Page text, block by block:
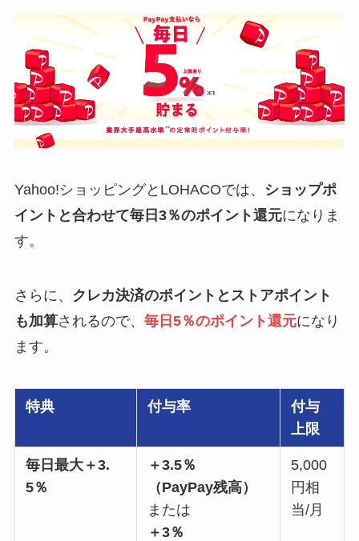
Yahoo!ショッピングとLOHACOでは、
ショップポ
イントと合わせて毎日3％のポイント還元になりま
す。
さらに、 クレカ決済のポイントとストアポイント
も加算されるので、 毎日5％のポイント還元になり
ます。
特典 付与率
付与
上限
毎日最大＋3.
5％
＋3.5％
（PayPay残高）
または
＋3％
5,000
円相
当/月